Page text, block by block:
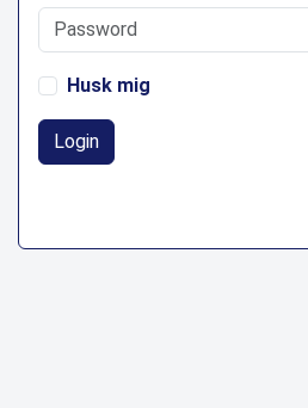
Husk mig
Login